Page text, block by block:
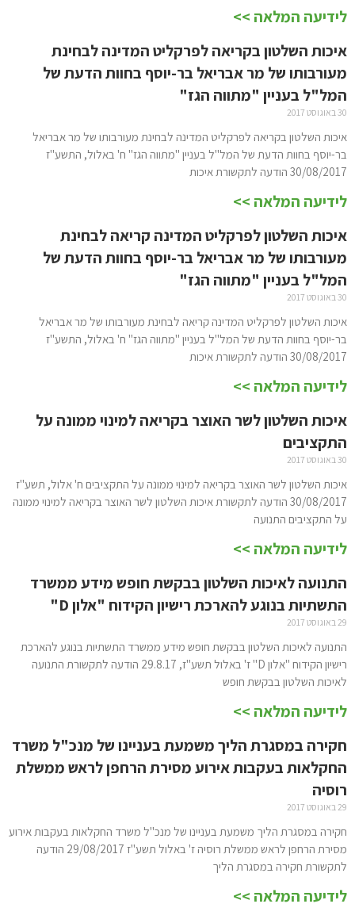
לידיעה המלאה >>
איכות השלטון בקריאה לפרקליט המדינה לבחינת
מעורבותו של מר אבריאל בר-יוסף בחוות הדעת של
המל"ל בעניין "מתווה הגז"
30 באוגוסט 2017
איכות השלטון בקריאה לפרקליט המדינה לבחינת מעורבותו של מר אבריאל
בר-יוסף בחוות הדעת של המל"ל בעניין "מתווה הגז" ח' באלול, התשע"ז
30/08/2017 הודעה לתקשורת איכות
לידיעה המלאה >>
איכות השלטון לפרקליט המדינה קריאה לבחינת
מעורבותו של מר אבריאל בר-יוסף בחוות הדעת של
המל"ל בעניין "מתווה הגז"
30 באוגוסט 2017
איכות השלטון לפרקליט המדינה קריאה לבחינת מעורבותו של מר אבריאל
בר-יוסף בחוות הדעת של המל"ל בעניין "מתווה הגז" ח' באלול, התשע"ז
30/08/2017 הודעה לתקשורת איכות
לידיעה המלאה >>
איכות השלטון לשר האוצר בקריאה למינוי ממונה על
התקציבים
30 באוגוסט 2017
איכות השלטון לשר האוצר בקריאה למינוי ממונה על התקציבים ח' אלול, תשע"ז
30/08/2017 הודעה לתקשורת איכות השלטון לשר האוצר בקריאה למינוי ממונה
על התקציבים התנועה
לידיעה המלאה >>
התנועה לאיכות השלטון בבקשת חופש מידע ממשרד
התשתיות בנוגע להארכת רישיון הקידוח "אלון D"
29 באוגוסט 2017
התנועה לאיכות השלטון בבקשת חופש מידע ממשרד התשתיות בנוגע להארכת
רישיון הקידוח "אלון D" ז' באלול תשע"ז, 29.8.17 הודעה לתקשורת התנועה
לאיכות השלטון בבקשת חופש
לידיעה המלאה >>
חקירה במסגרת הליך משמעת בעניינו של מנכ"ל משרד
החקלאות בעקבות אירוע מסירת הרחפן לראש ממשלת
רוסיה
29 באוגוסט 2017
חקירה במסגרת הליך משמעת בעניינו של מנכ"ל משרד החקלאות בעקבות אירוע
מסירת הרחפן לראש ממשלת רוסיה ז' באלול תשע"ז 29/08/2017 הודעה
לתקשורת חקירה במסגרת הליך
לידיעה המלאה >>